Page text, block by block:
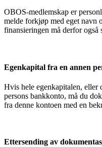
OBOS-medlemskap er
melde forkjøp med eget navn
finansieringen må derfor også
Egenkapital fra en annen
Hvis hele egenkapitalen, eller
persons bankkonto, må du
fra denne kontoen med en
Ettersending av